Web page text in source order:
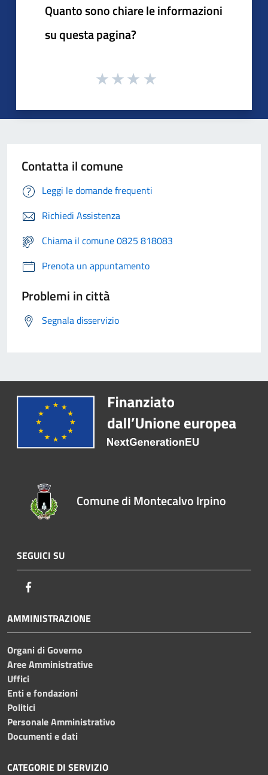
Quanto sono chiare le informazioni
su questa pagina?
Contatta il comune
Leggi le domande frequenti
Richiedi Assistenza
Chiama il comune 0825 818083
Prenota un appuntamento
Problemi in città
Segnala disservizio
Comune di Montecalvo Irpino
SEGUICI SU
AMMINISTRAZIONE
Organi di Governo
Aree Amministrative
Uffici
Enti e fondazioni
Politici
Personale Amministrativo
Documenti e dati
CATEGORIE DI SERVIZIO